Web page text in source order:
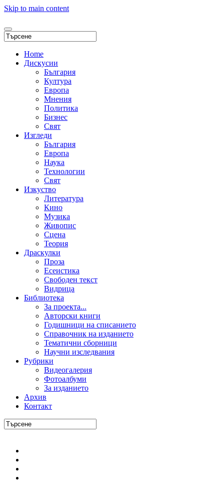
Skip to main content
Home
Дискусии
България
Култура
Европа
Мнения
Политика
Бизнес
Свят
Изгледи
България
Европа
Наука
Технологии
Свят
Изкуство
Литература
Кино
Музика
Живопис
Сцена
Теория
Драскулки
Проза
Есеистика
Свободен текст
Видрица
Библиотека
За проекта...
Авторски книги
Годишници на списанието
Справочник на изданието
Тематични сборници
Научни изследвания
Рубрики
Видеогалерия
Фотоалбуми
За изданието
Архив
Контакт